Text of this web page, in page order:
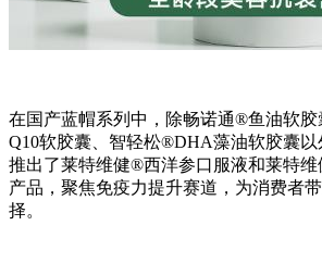
在国产蓝帽系列中，除畅诺通®鱼油软
Q10软胶囊、智轻松®DHA藻油软胶囊
推出了莱特维健®西洋参口服液和莱特
产品，聚焦免疫力提升赛道，为消费者
择。